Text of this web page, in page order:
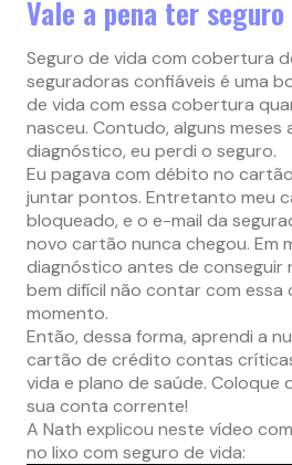
Vale a pena ter
Seguro de vida com cobertura
seguradoras confiáveis é uma
de vida com essa cobertura
nasceu. Contudo, alguns meses
diagnóstico, eu perdi o seguro.
Eu pagava com débito no
juntar pontos. Entretanto meu
bloqueado, e o e-mail da
novo cartão nunca chegou. Em
diagnóstico antes de conseguir
bem difícil não contar com essa
momento.
Então, dessa forma, aprendi a
cartão de crédito contas
vida e plano de saúde. Coloque
sua conta corrente!
A Nath explicou neste vídeo
no lixo com seguro de vida: